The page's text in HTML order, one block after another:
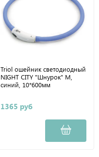
Triol ошейник светодиодный
NIGHT CITY "Шнурок" M,
синий, 10*600мм
1365 руб